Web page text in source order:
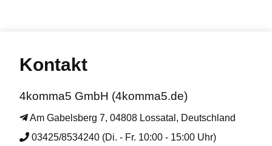
Kontakt
4komma5 GmbH (4komma5.de)
Am Gabelsberg 7, 04808 Lossatal, Deutschland
03425/8534240 (Di. - Fr. 10:00 - 15:00 Uhr)